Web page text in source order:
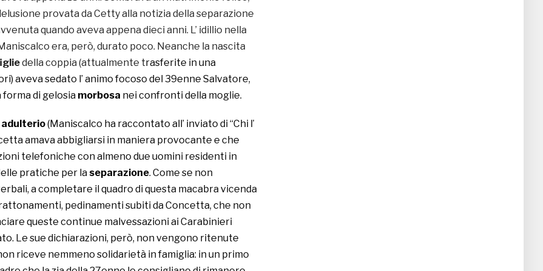
provata da Cetty alla notizia della separazione
quando aveva appena dieci anni. L’ idillio nella
era, però, durato poco. Neanche la nascita
della coppia (attualmente trasferite in una
aveva sedato l’ animo focoso del 39enne Salvatore,
di gelosia morbosa nei confronti della moglie.
adulterio(Maniscalco ha raccontato all’ inviato di “Chi l’
amava abbigliarsi in maniera provocante e che
telefoniche con almeno due uomini residenti in
pratiche per la separazione. Come se non
a completare il quadro di questa macabra vicenda
pedinamenti subiti da Concetta, che non
queste continue malvessazioni ai Carabinieri
Le sue dichiarazioni, però, non vengono ritenute
riceve nemmeno solidarietà in famiglia: in un primo